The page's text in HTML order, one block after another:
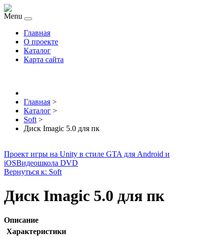
Menu
Главная
О проекте
Каталог
Карта сайта
Главная >
Каталог >
Soft >
Диск Imagic 5.0 для пк
Проект игры на Unity в стиле GTA для Android и
iOSВидеошкола DVD
Вернуться к: Soft
Диск Imagic 5.0 для пк
Описание
Характеристики